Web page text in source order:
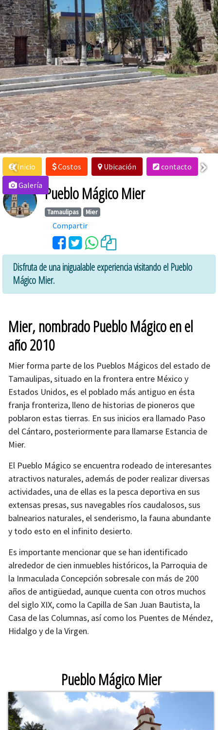
Inicio Costos Ubicación
contacto
Galería Pueblo Mágico Mier
Tamaulipas Mier
Compartir
Disfruta de una inigualable experiencia visitando el Pueblo
Mágico Mier.
Mier, nombrado Pueblo Mágico en el
año 2010
Mier forma parte de los Pueblos Mágicos del estado de
Tamaulipas, situado en la frontera entre México y
Estados Unidos, es el poblado más antiguo en ésta
franja fronteriza, lleno de historias de pioneros que
poblaron estas tierras. En sus inicios era llamado Paso
del Cántaro, posteriormente para llamarse Estancia de
Mier.
El Pueblo Mágico se encuentra rodeado de interesantes
atractivos naturales, además de poder realizar diversas
actividades, una de ellas es la pesca deportiva en sus
extensas presas, sus navegables ríos caudalosos, sus
balnearios naturales, el senderismo, la fauna abundante
y todo esto en el infinito desierto.
Es importante mencionar que se han identificado
alrededor de cien inmuebles históricos, la Parroquia de
la Inmaculada Concepción sobresale con más de 200
años de antigüedad, aunque cuenta con otros muchos
del siglo XIX, como la Capilla de San Juan Bautista, la
Casa de las Columnas, así como los Puentes de Méndez,
Hidalgo y de la Virgen.
Pueblo Mágico Mier
Cambiar imagen